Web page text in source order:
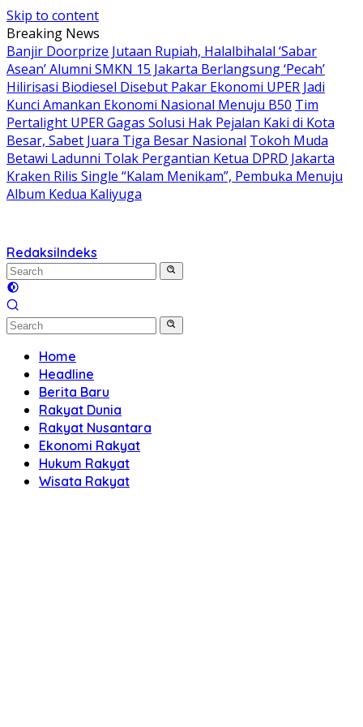
Skip to content
Breaking News
Banjir Doorprize Jutaan Rupiah, Halalbihalal ‘Sabar
Asean’ Alumni SMKN 15 Jakarta Berlangsung ‘Pecah’
Hilirisasi Biodiesel Disebut Pakar Ekonomi UPER Jadi
Kunci Amankan Ekonomi Nasional Menuju B50 Tim
Pertalight UPER Gagas Solusi Hak Pejalan Kaki di Kota
Besar, Sabet Juara Tiga Besar Nasional Tokoh Muda
Betawi Ladunni Tolak Pergantian Ketua DPRD Jakarta
Kraken Rilis Single “Kalam Menikam”, Pembuka Menuju
Album Kedua Kaliyuga
RedaksiIndeks
Home
Headline
Berita Baru
Rakyat Dunia
Rakyat Nusantara
Ekonomi Rakyat
Hukum Rakyat
Wisata Rakyat